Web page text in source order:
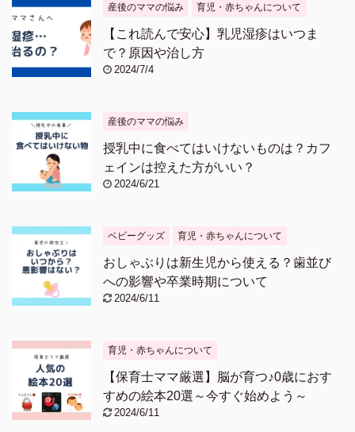
産後のママの悩み 育児・赤ちゃんについて
【これ読んで安心】乳児湿疹はいつま
で？原因や治し方
2024/7/4
産後のママの悩み
授乳中に食べてはいけないものは？カフ
ェインは控えた方がいい？
2024/6/21
ベビーグッズ 育児・赤ちゃんについて
おしゃぶりは新生児から使える？歯並び
への影響や卒業時期について
2024/6/11
育児・赤ちゃんについて
【保育士ママ厳選】脳が育つ♪0歳におす
すめの絵本20選～今すぐ始めよう～
2024/6/11